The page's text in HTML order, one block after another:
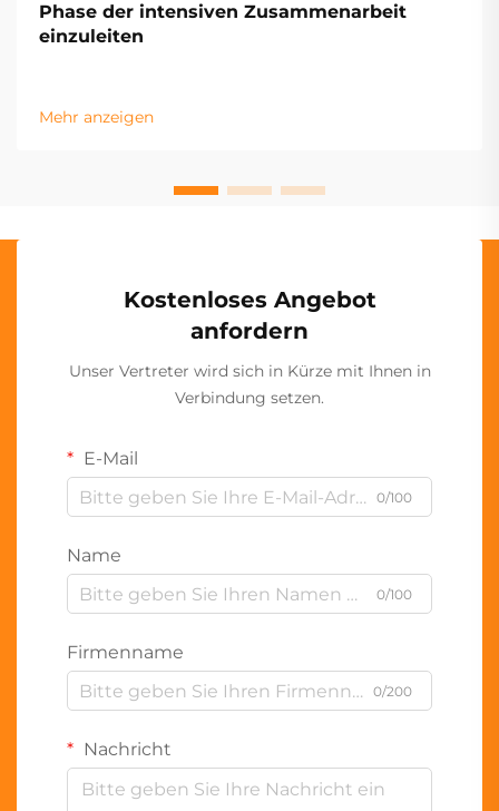
Phase der intensiven Zusammenarbeit
einzuleiten
Mehr anzeigen
Kostenloses Angebot
anfordern
Unser Vertreter wird sich in Kürze mit Ihnen in
Verbindung setzen.
E-Mail
0/100
Name
0/100
Firmenname
0/200
Nachricht